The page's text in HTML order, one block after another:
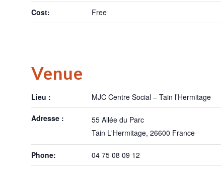
Cost: Free
Venue
Lieu : MJC Centre Social – Tain l’Hermitage
Adresse :
55 Allée du Parc
Tain L'Hermitage, 26600 France
Phone: 04 75 08 09 12